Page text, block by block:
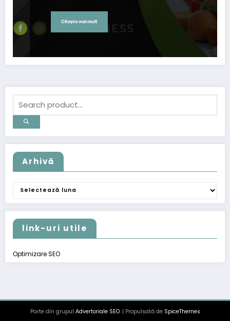
Citește mai mult
Arhivă
Arhivă
link-uri utile
Optimizare SEO
Parte din grupul Advertoriale SEO. | Propulsată de SpiceThemes